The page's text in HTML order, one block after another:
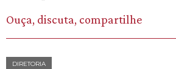
Ouça, discuta, compartilhe
DIRETORIA